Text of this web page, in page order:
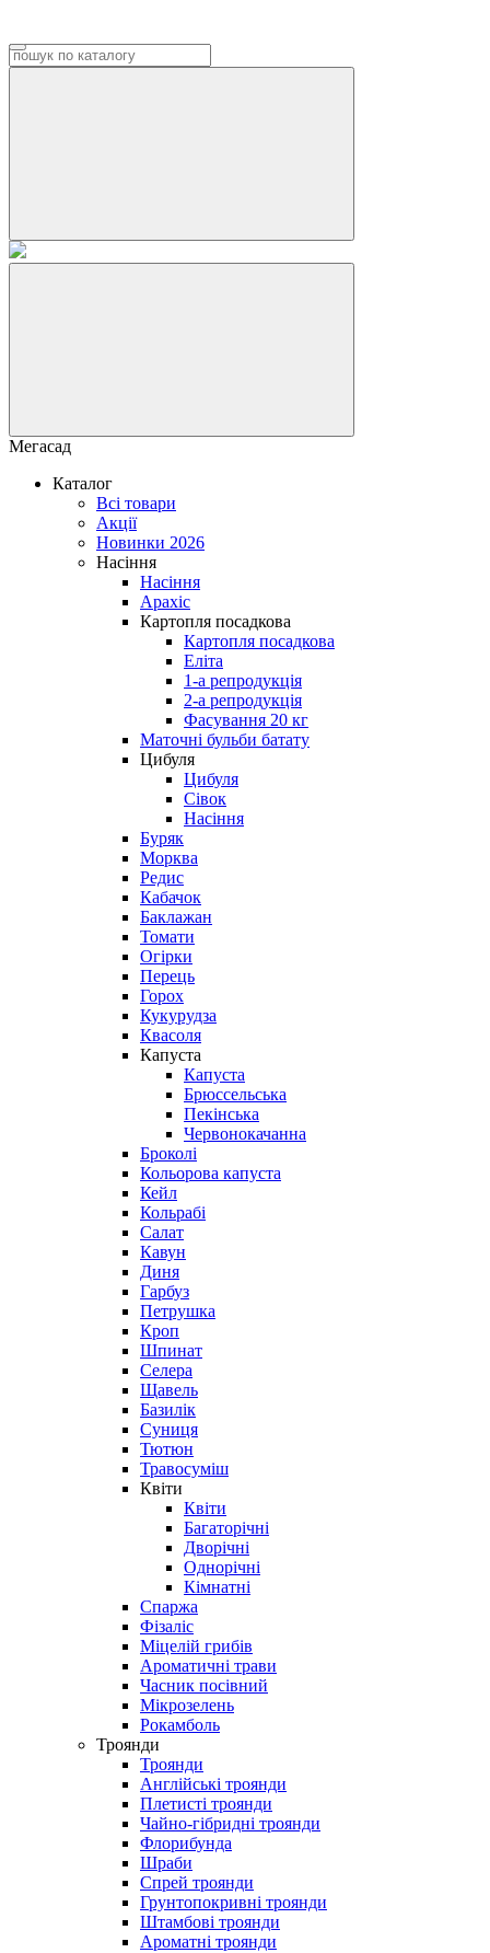
Мегасад
Каталог
Всі товари
Акції
Новинки 2026
Насіння
Насіння
Арахіс
Картопля посадкова
Картопля посадкова
Еліта
1-а репродукція
2-а репродукція
Фасування 20 кг
Маточні бульби батату
Цибуля
Цибуля
Сівок
Насіння
Буряк
Морква
Редис
Кабачок
Баклажан
Томати
Огірки
Перець
Горох
Кукурудза
Квасоля
Капуста
Капуста
Брюссельська
Пекінська
Червонокачанна
Броколі
Кольорова капуста
Кейл
Кольрабі
Салат
Кавун
Диня
Гарбуз
Петрушка
Кроп
Шпинат
Селера
Щавель
Базилік
Суниця
Тютюн
Травосуміш
Квіти
Квіти
Багаторічні
Дворічні
Однорічні
Кімнатні
Спаржа
Фізаліс
Міцелій грибів
Ароматичні трави
Часник посівний
Мікрозелень
Рокамболь
Троянди
Троянди
Англійські троянди
Плетисті троянди
Чайно-гібридні троянди
Флорибунда
Шраби
Спрей троянди
Грунтопокривні троянди
Штамбові троянди
Ароматні троянди